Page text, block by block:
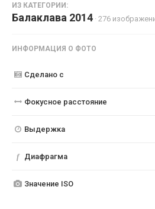
ИЗ КАТЕГОРИИ:
Балаклава 2014 · 276
ИНФОРМАЦИЯ О ФОТО
Сделано с
Фокусное расстояние
Выдержка
f Диафрагма
Значение ISO